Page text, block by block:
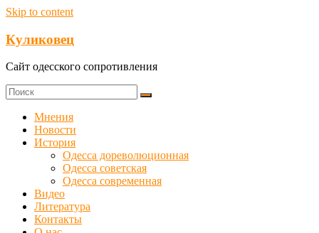
Skip to content
Куликовец
Сайт одесского сопротивления
Мнения
Новости
История
Одесса дореволюционная
Одесса советская
Одесса современная
Видео
Литература
Контакты